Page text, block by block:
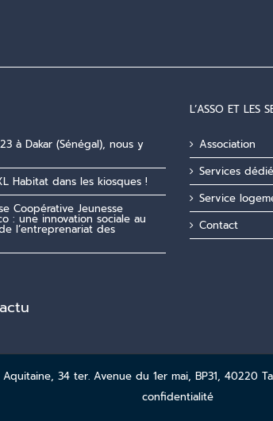
à Dakar (Sénégal), nous y
Habitat dans les kiosques !
Coopérative Jeunesse
: une innovation sociale au
l’entreprenariat des
L’ASSO ET LES
Association
Services
Service
Contact
34 ter. Avenue du 1er mai, BP31, 40220
confidentialité